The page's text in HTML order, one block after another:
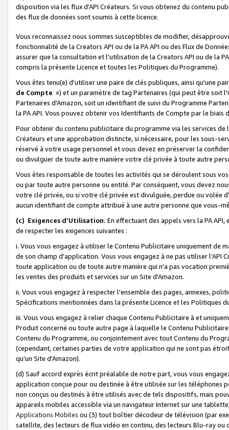
disposition via les flux d'API Créateurs. Si vous obtenez du contenu
des flux de données sont soumis à cette licence.
Vous reconnaissez nous sommes susceptibles de modifier,
fonctionnalité de la Creators API ou de la PA API ou des Flux de
assurer que la consultation et l'utilisation de la Creators API ou de la
compris la présente Licence et toutes les Politiques du Programme).
Vous êtes tenu(e) d'utiliser une paire de clés publiques, ainsi qu'une
de Compte ») et un paramètre de tag Partenaires (qui peut être soit
Partenaires d'Amazon, soit un identifiant de suivi du Programme
la PA API. Vous pouvez obtenir vos Identifiants de Compte par le biais
Pour obtenir du contenu publicitaire du programme via les services
Créateurs et une approbation distincte, si nécessaire, pour les sous-
réservé à votre usage personnel et vous devez en préserver la
ou divulguer de toute autre manière votre clé privée à toute autre
Vous êtes responsable de toutes les activités qui se déroulent sous
ou par toute autre personne ou entité. Par conséquent, vous devez
votre clé privée, ou si votre clé privée est divulguée, perdue ou volée
aucun identifiant de compte attribué à une autre personne que vous-
(c) Exigences d'Utilisation. En effectuant des appels vers la PA
de respecter les exigences suivantes :
i. Vous vous engagez à utiliser le Contenu Publicitaire uniquement de
de son champ d'application. Vous vous engagez à ne pas utiliser l’API
toute application ou de toute autre manière qui n'a pas vocation
les ventes des produits et services sur un Site d'Amazon.
ii. Vous vous engagez à respecter l'ensemble des pages, annexes,
Spécifications mentionnées dans la présente Licence et les Politiques
iii. Vous vous engagez à relier chaque Contenu Publicitaire à et
Produit concerné ou toute autre page à laquelle le Contenu
Contenu du Programme, ou conjointement avec tout Contenu du
(cependant, certaines parties de votre application qui ne sont pas
qu'un Site d'Amazon).
(d) Sauf accord exprès écrit préalable de notre part, vous vous
application conçue pour ou destinée à être utilisée sur les téléphones
non conçus ou destinés à être utilisés avec de tels dispositifs, mais
appareils mobiles accessible via un navigateur Internet sur une
Applications Mobiles ou (3) tout boîtier décodeur de télévision (par
satellite, des lecteurs de flux vidéo en continu, des lecteurs Blu-ray